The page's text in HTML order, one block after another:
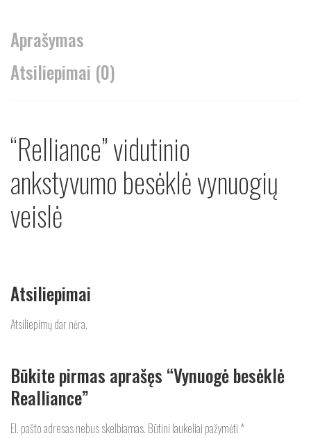
Aprašymas
Atsiliepimai (0)
“Relliance” vidutinio
ankstyvumo besėklė vynuogių
veislė
Atsiliepimai
Atsiliepimų dar nėra.
Būkite pirmas aprašęs “Vynuogė besėklė
Realliance”
El. pašto adresas nebus skelbiamas. Būtini laukeliai pažymėti *